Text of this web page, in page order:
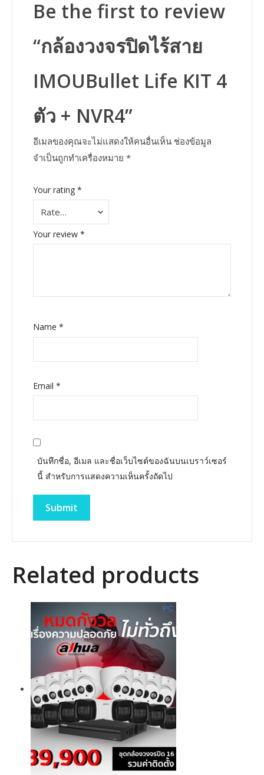
Be the first to review
“กล้องวงจรปิดไร้สาย
IMOUBullet Life KIT 4
ตัว + NVR4”
อีเมลของคุณจะไม่แสดงให้คนอื่นเห็น ช่องข้อมูล
จำเป็นถูกทำเครื่องหมาย *
Your rating *
Your review *
Name *
Email *
บันทึกชื่อ, อีเมล และชื่อเว็บไซต์ของฉันบนเบราว์เซอร์
นี้ สำหรับการแสดงความเห็นครั้งถัดไป
Related products